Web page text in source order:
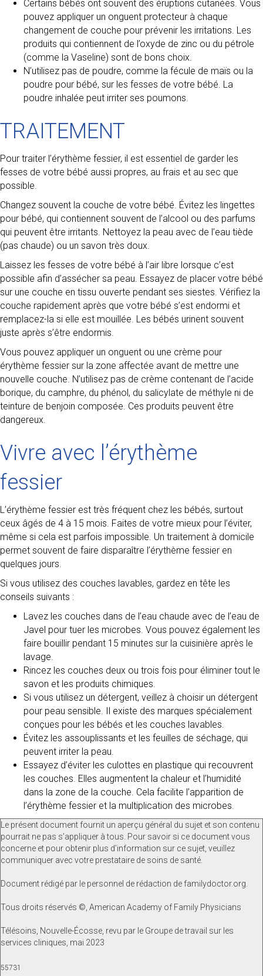
Certains bébés ont souvent des éruptions cutanées. Vous
pouvez appliquer un onguent protecteur à chaque
changement de couche pour prévenir les irritations. Les
produits qui contiennent de l’oxyde de zinc ou du pétrole
(comme la Vaseline) sont de bons choix.
N’utilisez pas de poudre, comme la fécule de maïs ou la
poudre pour bébé, sur les fesses de votre bébé. La
poudre inhalée peut irriter ses poumons.
TRAITEMENT
Pour traiter l’érythème fessier, il est essentiel de garder les
fesses de votre bébé aussi propres, au frais et au sec que
possible.
Changez souvent la couche de votre bébé. Évitez les lingettes
pour bébé, qui contiennent souvent de l’alcool ou des parfums
qui peuvent être irritants. Nettoyez la peau avec de l’eau tiède
(pas chaude) ou un savon très doux.
Laissez les fesses de votre bébé à l’air libre lorsque c’est
possible afin d’assécher sa peau. Essayez de placer votre bébé
sur une couche en tissu ouverte pendant ses siestes. Vérifiez la
couche rapidement après que votre bébé s’est endormi et
remplacez-la si elle est mouillée. Les bébés urinent souvent
juste après s’être endormis.
Vous pouvez appliquer un onguent ou une crème pour
érythème fessier sur la zone affectée avant de mettre une
nouvelle couche. N’utilisez pas de crème contenant de l’acide
borique, du camphre, du phénol, du salicylate de méthyle ni de
teinture de benjoin composée. Ces produits peuvent être
dangereux.
Vivre avec l’érythème
fessier
L’érythème fessier est très fréquent chez les bébés, surtout
ceux âgés de 4 à 15 mois. Faites de votre mieux pour l’éviter,
même si cela est parfois impossible. Un traitement à domicile
permet souvent de faire disparaître l’érythème fessier en
quelques jours.
Si vous utilisez des couches lavables, gardez en tête les
conseils suivants :
Lavez les couches dans de l’eau chaude avec de l’eau de
Javel pour tuer les microbes. Vous pouvez également les
faire bouillir pendant 15 minutes sur la cuisinière après le
lavage.
Rincez les couches deux ou trois fois pour éliminer tout le
savon et les produits chimiques.
Si vous utilisez un détergent, veillez à choisir un détergent
pour peau sensible. Il existe des marques spécialement
conçues pour les bébés et les couches lavables.
Évitez les assouplissants et les feuilles de séchage, qui
peuvent irriter la peau.
Essayez d’éviter les culottes en plastique qui recouvrent
les couches. Elles augmentent la chaleur et l’humidité
dans la zone de la couche. Cela facilite l’apparition de
l’érythème fessier et la multiplication des microbes.
Le présent document fournit un aperçu général du sujet et son contenu
pourrait ne pas s’appliquer à tous. Pour savoir si ce document vous
concerne et pour obtenir plus d’information sur ce sujet, veuillez
communiquer avec votre prestataire de soins de santé.
Document rédigé par le personnel de rédaction de familydoctor.org.
Tous droits réservés ©, American Academy of Family Physicians
Télésoins, Nouvelle-Écosse, revu par le Groupe de travail sur les
services cliniques, mai 2023
55731